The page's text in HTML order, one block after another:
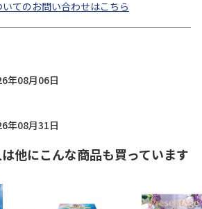
てのお問い合わせはこちら
年08月06日
年08月31日
他にこんな商品も買っています